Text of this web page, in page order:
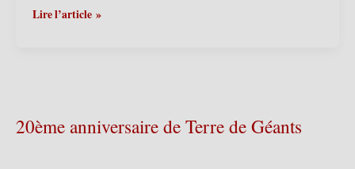
Lille
la
Main
Lire l’article »
20ème anniversaire de Terre de Géants